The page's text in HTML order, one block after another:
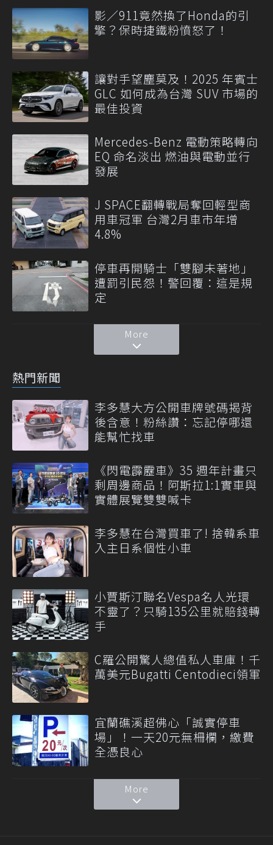
影／911竟然換了Honda的引
擎？保時捷鐵粉憤怒了！
讓對手望塵莫及！2025 年賓士
GLC 如何成為台灣 SUV 市場的
最佳投資
Mercedes-Benz 電動策略轉向
EQ 命名淡出 燃油與電動並行
發展
J SPACE翻轉戰局奪回輕型商
用車冠軍 台灣2月車市年增
4.8%
停車再開騎士「雙腳未著地」
遭罰引民怨！警回覆：這是規
定
More
熱門新聞
李多慧大方公開車牌號碼揭背
後含意！粉絲讚：忘記停哪還
能幫忙找車
《閃電霹靂車》35 週年計畫只
剩周邊商品！阿斯拉1:1實車與
實體展覽雙雙喊卡
李多慧在台灣買車了! 捨韓系車
入主日系個性小車
小賈斯汀聯名Vespa名人光環
不靈了？只騎135公里就賠錢轉
手
C羅公開驚人總值私人車庫！千
萬美元Bugatti Centodieci領軍
宜蘭礁溪超佛心「誠實停車
場」！一天20元無柵欄，繳費
全憑良心
More